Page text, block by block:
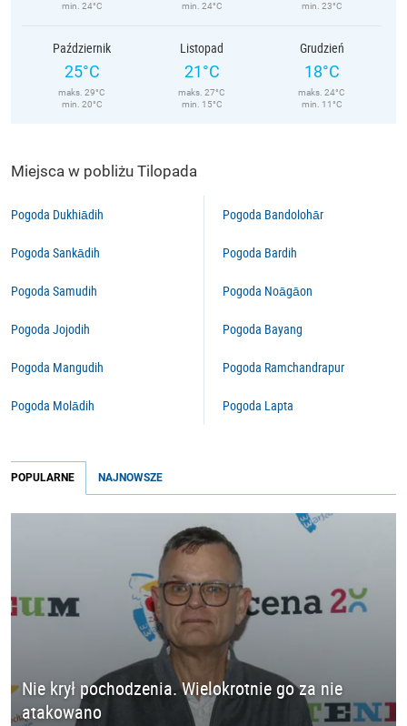
min. 24°C
min. 24°C
min. 23°C
Październik
25°C
maks. 29°C
min. 20°C
Listopad
21°C
maks. 27°C
min. 15°C
Grudzień
18°C
maks. 24°C
min. 11°C
Miejsca w pobliżu Tilopada
Pogoda Dukhiādih
Pogoda Sankādih
Pogoda Samudih
Pogoda Jojodih
Pogoda Mangudih
Pogoda Molādih
Pogoda Bandolohār
Pogoda Bardih
Pogoda Noāgāon
Pogoda Bayang
Pogoda Ramchandrapur
Pogoda Lapta
POPULARNE NAJNOWSZE
Nie krył pochodzenia. Wielokrotnie go za nie
atakowano